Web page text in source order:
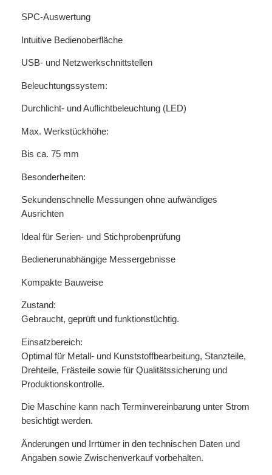
SPC-Auswertung
Intuitive Bedienoberfläche
USB- und Netzwerkschnittstellen
Beleuchtungssystem:
Durchlicht- und Auflichtbeleuchtung (LED)
Max. Werkstückhöhe:
Bis ca. 75 mm
Besonderheiten:
Sekundenschnelle Messungen ohne aufwändiges
Ausrichten
Ideal für Serien- und Stichprobenprüfung
Bedienerunabhängige Messergebnisse
Kompakte Bauweise
Zustand:
Gebraucht, geprüft und funktionstüchtig.
Einsatzbereich:
Optimal für Metall- und Kunststoffbearbeitung, Stanzteile,
Drehteile, Frästeile sowie für Qualitätssicherung und
Produktionskontrolle.
Die Maschine kann nach Terminvereinbarung unter Strom
besichtigt werden.
Änderungen und Irrtümer in den technischen Daten und
Angaben sowie Zwischenverkauf vorbehalten.